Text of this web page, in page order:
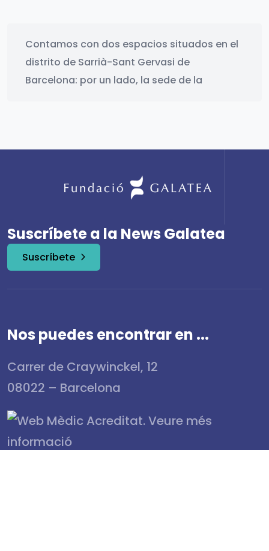
Contamos con dos espacios situados en el
distrito de Sarrià-Sant Gervasi de
Barcelona: por un lado, la sede de la
Suscríbete a la News Galatea
Suscríbete
Nos puedes encontrar en ...
Carrer de Craywinckel, 12
08022 – Barcelona